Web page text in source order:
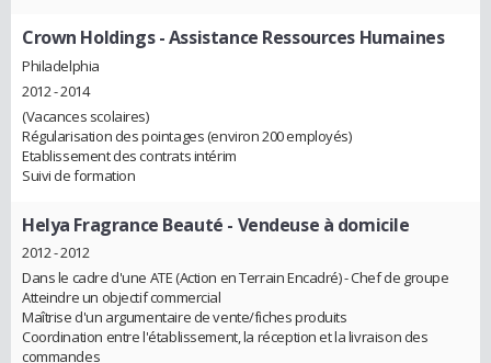
Crown Holdings- Assistance Ressources Humaines
Philadelphia
2012 - 2014
(Vacances scolaires)
Régularisation des pointages (environ 200 employés)
Etablissement des contrats intérim
Suivi de formation
Helya Fragrance Beauté - Vendeuse à domicile
2012 - 2012
Dans le cadre d'une ATE (Action en Terrain Encadré) - Chef de groupe
Atteindre un objectif commercial
Maîtrise d'un argumentaire de vente/fiches produits
Coordination entre l'établissement, la réception et la livraison des
commandes